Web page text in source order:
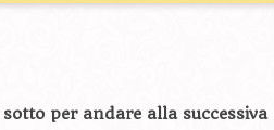
per andare alla successiva